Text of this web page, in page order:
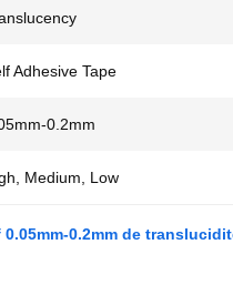
Adhesive Tape
0.2mm
Medium, Low
0.2mm de